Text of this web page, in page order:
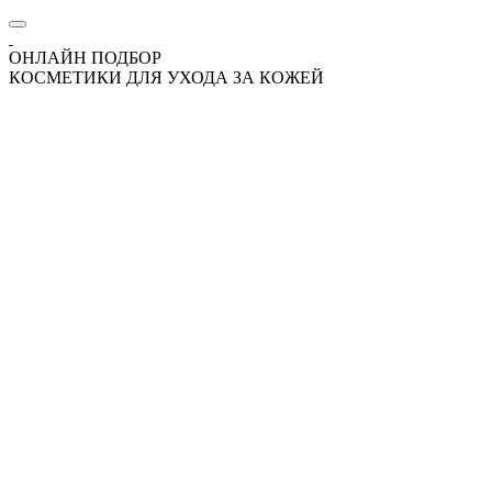
ОНЛАЙН ПОДБОР
КОСМЕТИКИ ДЛЯ УХОДА ЗА КОЖЕЙ